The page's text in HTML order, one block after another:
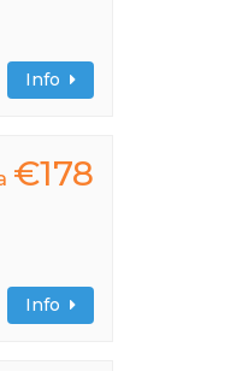
Info
€178
Info